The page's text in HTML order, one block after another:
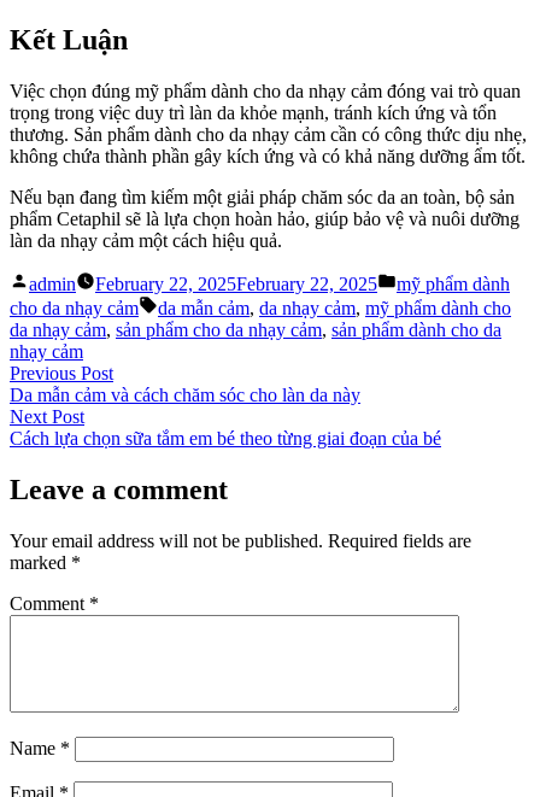
Kết Luận
Việc chọn đúng mỹ phẩm dành cho da nhạy cảm đóng vai trò quan
trọng trong việc duy trì làn da khỏe mạnh, tránh kích ứng và tổn
thương. Sản phẩm dành cho da nhạy cảm cần có công thức dịu nhẹ,
không chứa thành phần gây kích ứng và có khả năng dưỡng ẩm tốt.
Nếu bạn đang tìm kiếm một giải pháp chăm sóc da an toàn, bộ sản
phẩm Cetaphil sẽ là lựa chọn hoàn hảo, giúp bảo vệ và nuôi dưỡng
làn da nhạy cảm một cách hiệu quả.
Posted
by
admin February 22, 2025February 22, 2025
Posted
in
mỹ phẩm dành
cho da nhạy cảm
Tags:
da mẫn cảm, da nhạy cảm, mỹ phẩm dành cho
da nhạy cảm, sản phẩm cho da nhạy cảm, sản phẩm dành cho da
nhạy cảm
Post
navigation
Previous PostPrevious
post:
Da mẫn cảm và cách chăm sóc cho làn da này
Next PostNext
post:
Cách lựa chọn sữa tắm em bé theo từng giai đoạn của bé
Leave a comment
Your email address will not be published. Required fields are
marked *
Comment *
Name *
Email *